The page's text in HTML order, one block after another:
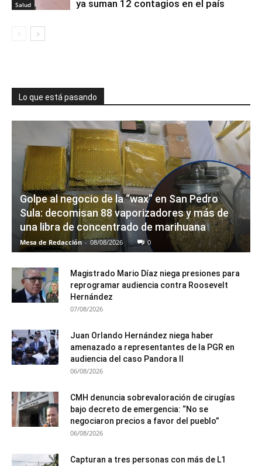
Salud ya suman 12 contagios en el país
Lo que está pasando
Golpe al negocio de la “wax” en San Pedro
Sula: decomisan 88 vaporizadores y más de
una libra de concentrado de marihuana
Mesa de Redacción - 08/08/2026 0
Magistrado Mario Díaz niega presiones para
reprogramar audiencia contra Roosevelt
Hernández
07/08/2026
Juan Orlando Hernández niega haber
amenazado a representantes de la PGR en
audiencia del caso Pandora II
06/08/2026
CMH denuncia sobrevaloración de cirugías
bajo decreto de emergencia: “No se
negociaron precios a favor del pueblo”
06/08/2026
Capturan a tres personas con más de L1